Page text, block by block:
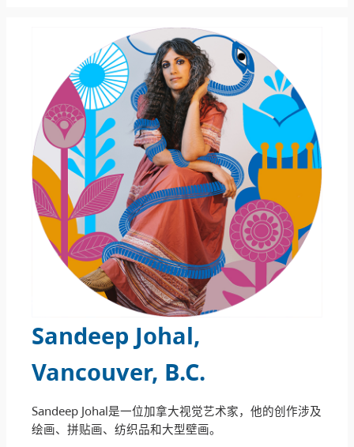
Sandeep Johal,
Vancouver, B.C.
Sandeep Johal是一位加拿大视觉艺术家，他的创作涉及
绘画、拼贴画、纺织品和大型壁画。